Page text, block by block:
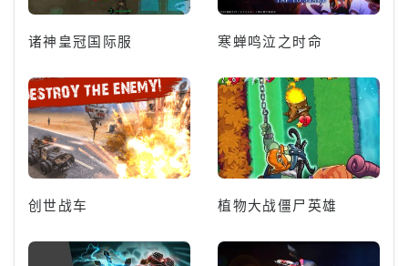
诸神皇冠国际服 寒蝉鸣泣之时命
创世战车 植物大战僵尸英雄